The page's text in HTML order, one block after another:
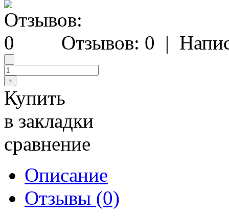
Отзывов: 0 |
Купить
в закладки
сравнение
Описание
Отзывы (0)